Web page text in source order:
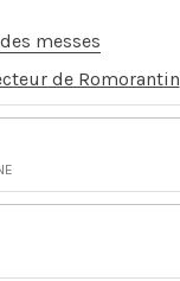
messes
de Romorantin